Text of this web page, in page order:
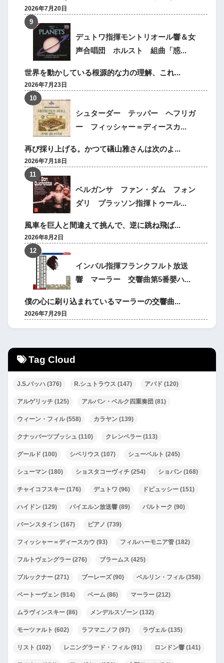
2026年7月20日
デュトワ指揮モントリオール響＆女
声合唱団 ホルスト 組曲「惑...
世界を動かしている根源的な力の理解、これ...
2026年7月23日
シュターダー テッパー ヘフリガ
ー フィッシャー＝ディースカ...
再び採り上げる。かつて礒山雅さんは次のよ...
2026年7月18日
ベルガンサ ファン・ダム フォン
ダリ プラッソン指揮トゥール...
風車を巨人と間違えて挑んで、逆に跳ね飛ば...
2026年8月2日
インバル指揮フランクフルト放送
響 マーラー 交響曲第5番嬰ハ...
僕の心に刷り込まれているマーラーの交響曲...
2026年7月29日
Tag Cloud
J.S.バッハ (376) R.シュトラウス (147) アバド (120)
アルゲリッチ (125) アルバン・ベルク四重奏団 (81)
ウィーン・フィル(558) カラヤン (139)
クナッパーツブッシュ (110) クレンペラー (113)
グールド (100) シベリウス (107) シューベルト (245)
シューマン (180) ショスタコーヴィチ (254) ショパン (168)
チャイコフスキー (176) デュトワ (96) ドビュッシー (151)
ハイドン (129) バイエルン放送響 (89) バルトーク (90)
バーンスタイン (167) ピアノ (739)
フィッシャー＝ディースカウ (93) フィルハーモニア管 (182)
フルトヴェングラー (276) ブラームス (425)
ブルックナー (271) ブーレーズ(90) ベルリン・フィル(358)
ベートーヴェン (914) ベーム (86) マーラー (212)
ムラヴィンスキー (86) メンデルスゾーン (132)
モーツァルト (602) ラフマニノフ (97) ラヴェル(135)
リスト (102) レニングラード・フィル(91) ロンドン響 (141)